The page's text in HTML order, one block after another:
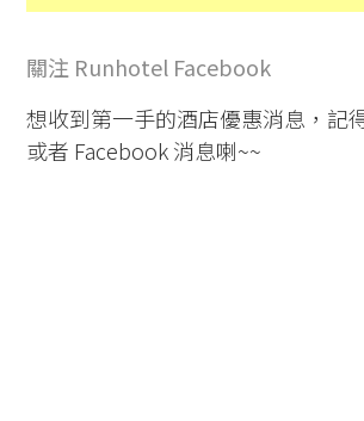
關注 Runhotel Facebook
想收到第一手的酒店優惠消息，記
或者 Facebook 消息喇~~